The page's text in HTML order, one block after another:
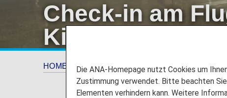
Check-in am
Kioske
HOME Reiseinformationen Check-in am
Die ANA-Homepage nutzt Cookies um
Zustimmung verwendet. Bitte beachten
Elementen verhindern kann. Weitere